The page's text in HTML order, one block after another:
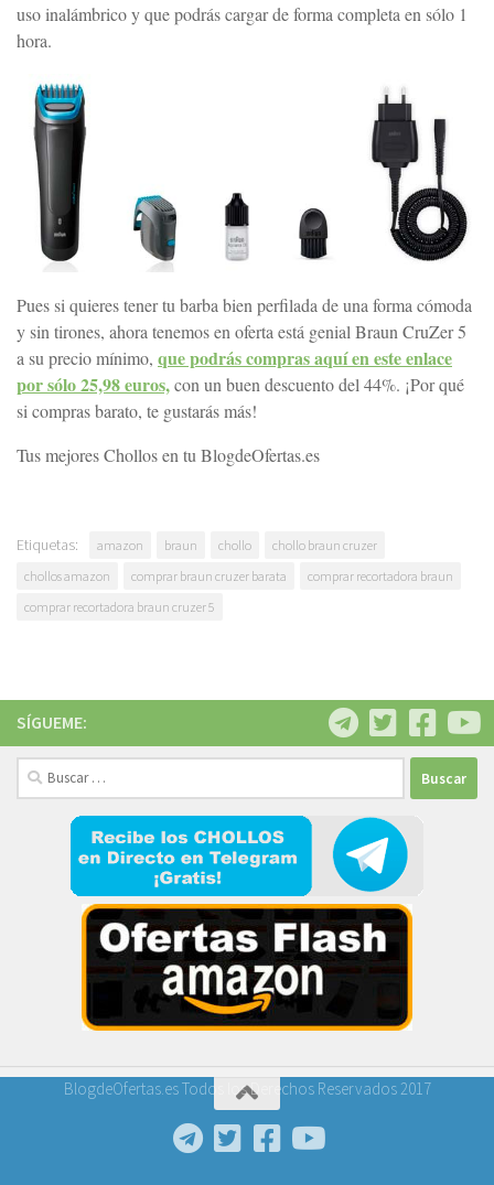
uso inalámbrico y que podrás cargar de forma completa en sólo 1
hora.
Pues si quieres tener tu barba bien perfilada de una forma cómoda
y sin tirones, ahora tenemos en oferta está genial Braun CruZer 5
a su precio mínimo, que podrás compras aquí en este enlace
por sólo 25,98 euros,con un buen descuento del 44%. ¡Por qué
si compras barato, te gustarás más!
Tus mejores Chollos en tu BlogdeOfertas.es
Etiquetas: amazon braun chollo
chollo braun cruzer
chollos amazon
comprar braun cruzer barata
comprar recortadora braun
comprar recortadora braun cruzer 5
SÍGUEME:
Buscar:
BlogdeOfertas.es Todos los Derechos Reservados 2017